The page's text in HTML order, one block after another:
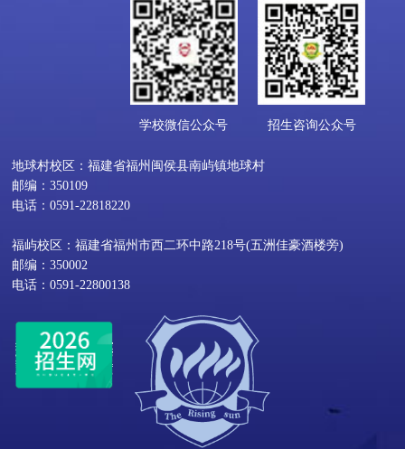
学校微信公众号 招生咨询公众号
地球村校区：福建省福州闽侯县南屿镇地球村
邮编：350109
电话：0591-22818220
福屿校区：福建省福州市西二环中路218号(五洲佳豪酒楼旁)
邮编：350002
电话：0591-22800138